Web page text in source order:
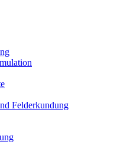
Felderkundung